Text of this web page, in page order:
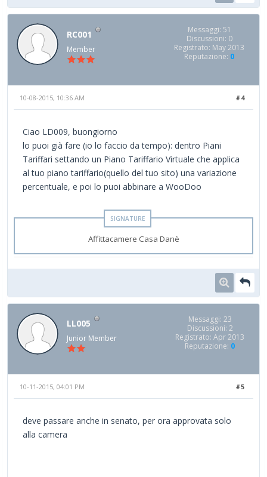
RC001
Member
Messaggi: 51
Discussioni: 0
Registrato: May 2013
Reputazione: 0
#4
10-08-2015, 10:36 AM
Ciao LD009, buongiorno
lo puoi già fare (io lo faccio da tempo): dentro Piani
Tariffari settando un Piano Tariffario Virtuale che applica
al tuo piano tariffario(quello del tuo sito) una variazione
percentuale, e poi lo puoi abbinare a WooDoo
Affittacamere Casa Danè
LL005
Junior Member
Messaggi: 23
Discussioni: 2
Registrato: Apr 2013
Reputazione: 0
#5
10-11-2015, 04:01 PM
deve passare anche in senato, per ora approvata solo
alla camera